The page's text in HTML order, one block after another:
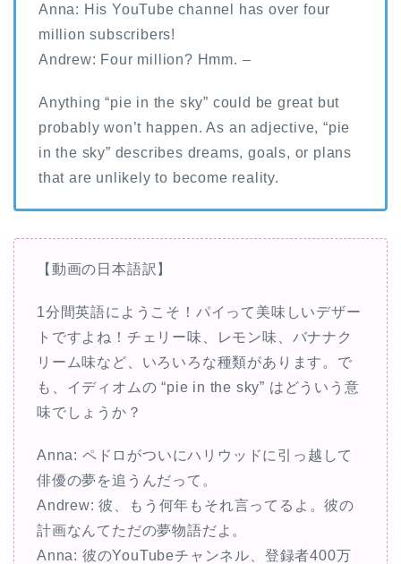
Anna: His YouTube channel has over four
million subscribers!
Andrew: Four million? Hmm. –
Anything “pie in the sky” could be great but
probably won’t happen. As an adjective, “pie
in the sky” describes dreams, goals, or plans
that are unlikely to become reality.
【動画の日本語訳】
1分間英語にようこそ！パイって美味しいデザー
トですよね！チェリー味、レモン味、バナナク
リーム味など、いろいろな種類があります。で
も、イディオムの “pie in the sky” はどういう意
味でしょうか？
Anna: ペドロがついにハリウッドに引っ越して
俳優の夢を追うんだって。
Andrew: 彼、もう何年もそれ言ってるよ。彼の
計画なんてただの夢物語だよ。
Anna: 彼のYouTubeチャンネル、登録者400万